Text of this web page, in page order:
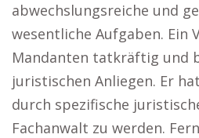
abwechslungsreiche und
wesentliche Aufgaben. Ein
Mandanten tatkräftig und
juristischen Anliegen. Er
durch spezifische
Fachanwalt zu werden.